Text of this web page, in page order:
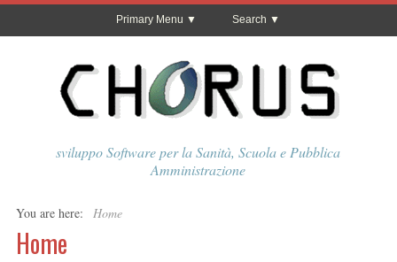
Primary Menu Search
sviluppo Software per la Sanità, Scuola e Pubblica
Amministrazione
You are here: Home
Home